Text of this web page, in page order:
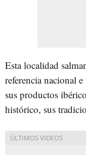
Esta localidad
referencia nacional
sus productos
histórico, sus